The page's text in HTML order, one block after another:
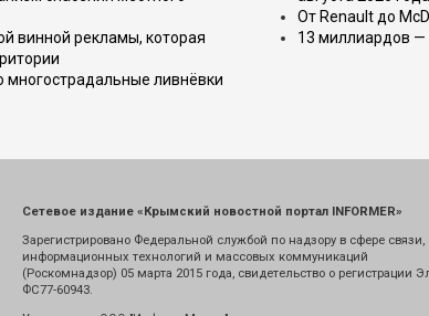
винной рекламы, которая
многострадальные ливнёвки
От Renault до
13 миллиардов —
Сетевое издание «Крымский новостной портал INFORMER»
Зарегистрировано Федеральной службой по надзору в сфере связи,
информационных технологий и массовых коммуникаций
(Роскомнадзор) 05 марта 2015 года, свидетельство о регистрации
ФС77-60943.